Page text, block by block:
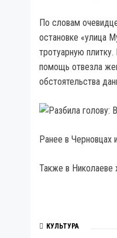
По словам
остановке «улица
тротуарную
помощь отвезла
обстоятельства
Ранее в Черновцах
Также в Николаеве
КУЛЬТУРА